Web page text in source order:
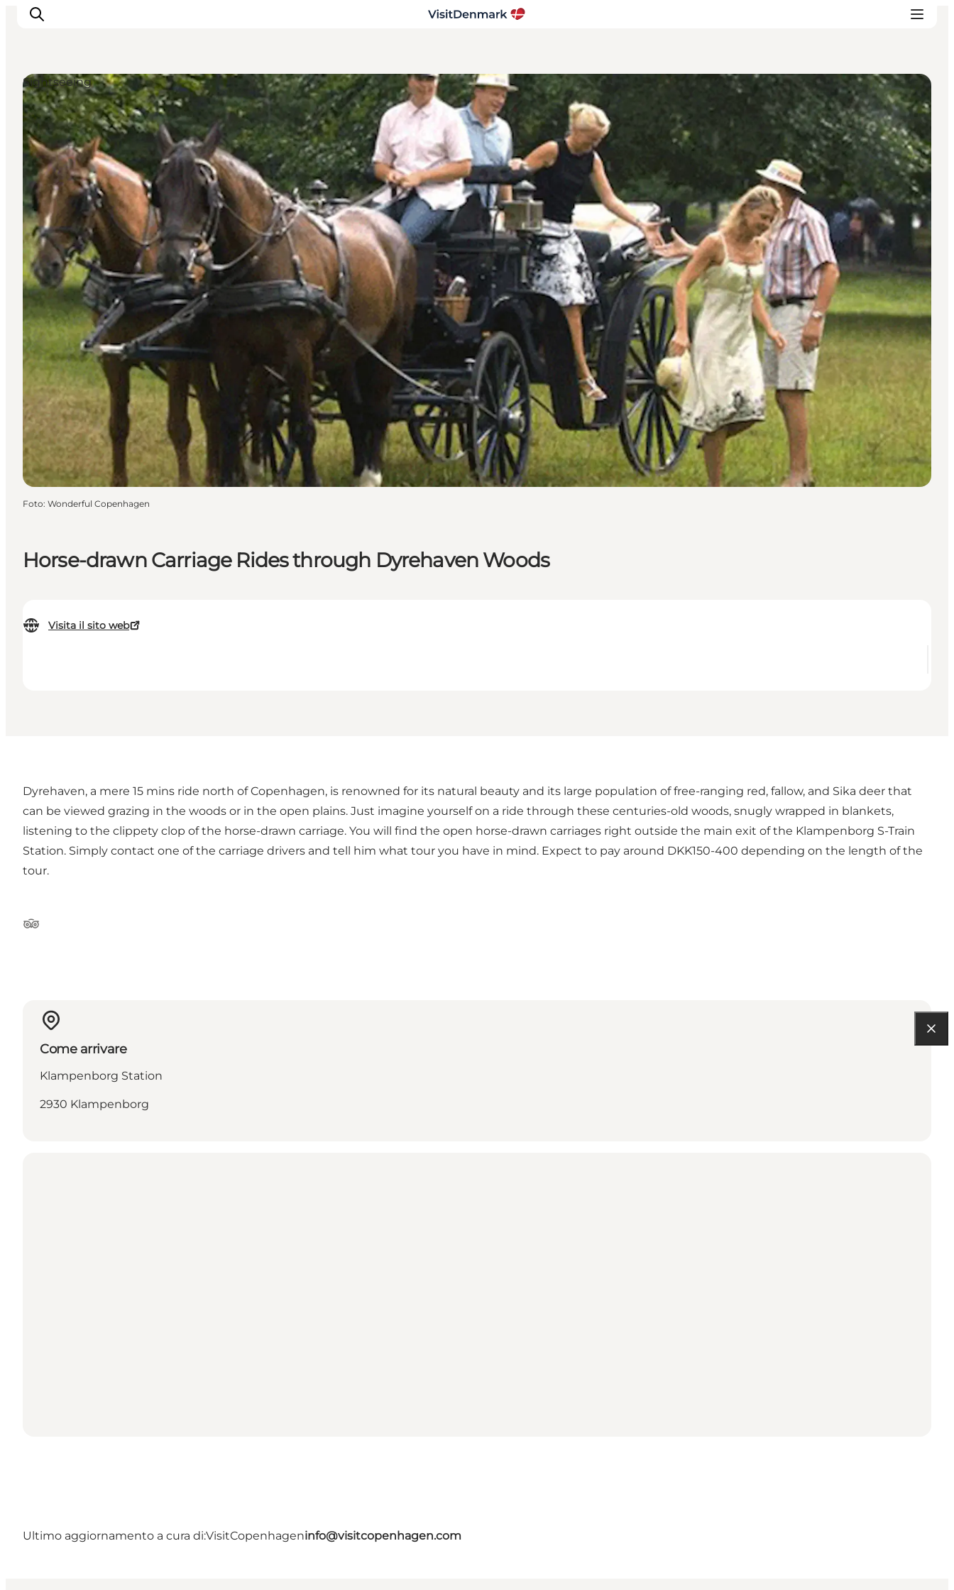
Ispirazioni
Dove andare
Cosa fare
Dove dormire
Pianifica il viaggio
Horse-drawn Carriage Rides through Dyrehaven Woods
Visita il sito web
Sightseeing
Foto: Wonderful Copenhagen
Dyrehaven, a mere 15 mins ride north of Copenhagen, is renowned for its natural beauty and its large population of free-ranging red, fallow, and Sika deer that
can be viewed grazing in the woods or in the open plains. Just imagine yourself on a ride through these centuries-old woods, snugly wrapped in blankets,
listening to the clippety clop of the horse-drawn carriage. You will find the open horse-drawn carriages right outside the main exit of the Klampenborg S-Train
Station. Simply contact one of the carriage drivers and tell him what tour you have in mind. Expect to pay around DKK150-400 depending on the length of the
tour.
Tripadvisor
Come arrivare
Klampenborg Station
2930 Klampenborg
Ultimo aggiornamento a cura di:VisitCopenhageninfo@visitcopenhagen.com